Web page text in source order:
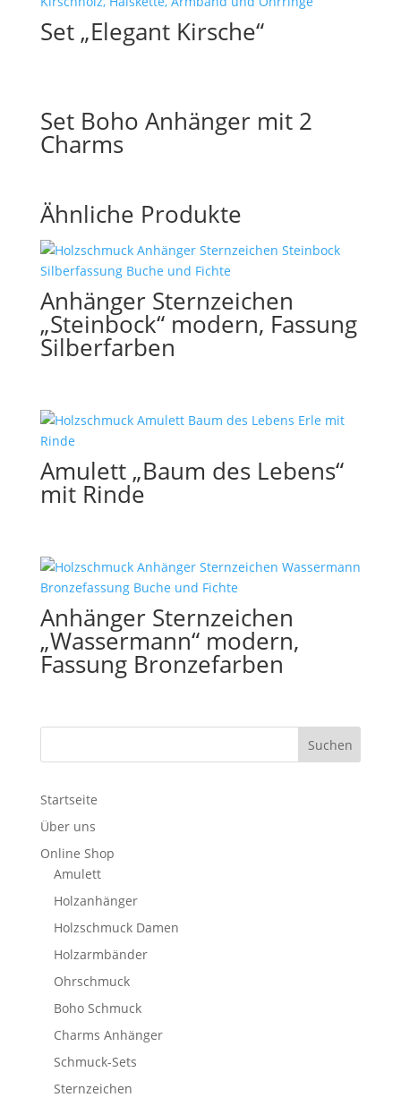
Set „Elegant Kirsche“
Set Boho Anhänger mit 2
Charms
Ähnliche Produkte
Anhänger Sternzeichen
„Steinbock“ modern, Fassung
Silberfarben
Amulett „Baum des Lebens“
mit Rinde
Anhänger Sternzeichen
„Wassermann“ modern,
Fassung Bronzefarben
Startseite
Über uns
Online Shop
Amulett
Holzanhänger
Holzschmuck Damen
Holzarmbänder
Ohrschmuck
Boho Schmuck
Charms Anhänger
Schmuck-Sets
Sternzeichen